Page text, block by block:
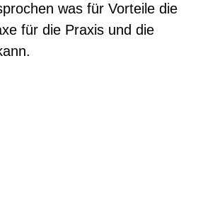
was für Vorteile die
für die Praxis und die